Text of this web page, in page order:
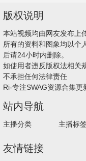
版权说明
本站视频均由网友发布上
所有的资料和图象均以个
后请24小时内删除。
如使用者违反版权法相关
不承担任何法律责任
Ri-专注SWAG资源合集
站内导航
主播分类 主播标
友情链接